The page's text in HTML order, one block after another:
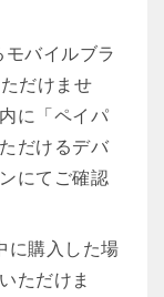
バイルブラ
だけませ
に「ペイパ
だけるデバ
にてご確認
に購入した場
ただけま